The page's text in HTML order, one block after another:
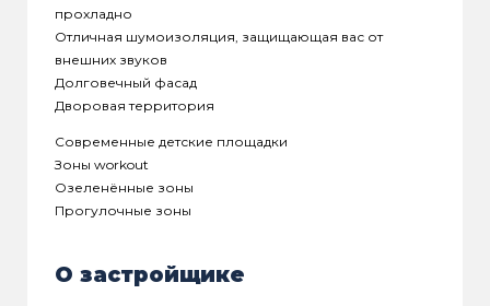
прохладно
Отличная шумоизоляция, защищающая вас от
внешних звуков
Долговечный фасад
Дворовая территория
Современные детские площадки
Зоны workout
Озеленённые зоны
Прогулочные зоны
О застройщике